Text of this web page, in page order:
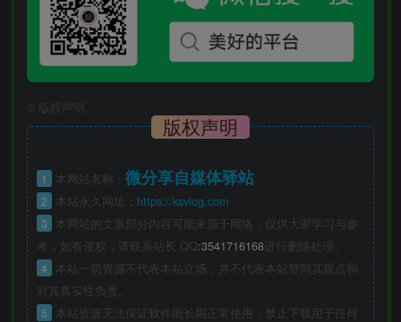
版权声明
版权声明
1 本网站名称： 微分享自媒体驿站
2 本站永久网址： https://ksvlog.com
3
本网站的文章部分内容可能来源于网络，仅供大家学习与参
考，如有侵权，请联系站长 QQ:3541716168进行删除处理。
4
本站一切资源不代表本站立场，并不代表本站赞同其观点和
对其真实性负责。
5
本站资源无法保证软件能长期正常使用，禁止下载用于任何